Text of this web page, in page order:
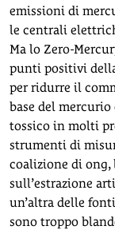
emissioni di
le centrali
Ma lo Zero-
punti positivi
per ridurre il
base del
tossico in molti
strumenti di
coalizione di ong,
sull’estrazione
un’altra delle
sono troppo